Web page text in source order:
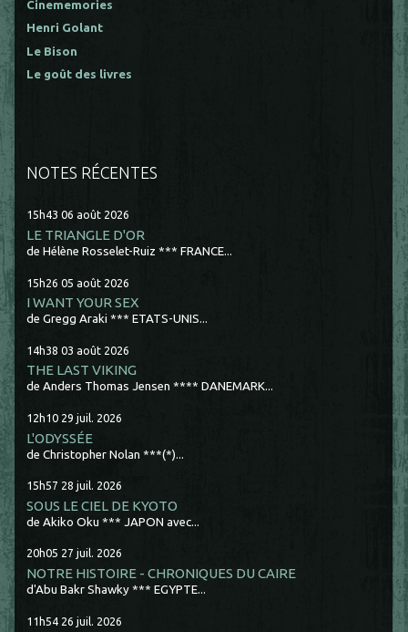
Cinememories
Henri Golant
Le Bison
Le goût des livres
NOTES RÉCENTES
15h43 06 août 2026
LE TRIANGLE D'OR
de Hélène Rosselet-Ruiz *** FRANCE...
15h26 05 août 2026
I WANT YOUR SEX
de Gregg Araki *** ETATS-UNIS...
14h38 03 août 2026
THE LAST VIKING
de Anders Thomas Jensen **** DANEMARK...
12h10 29 juil. 2026
L'ODYSSÉE
de Christopher Nolan ***(*)...
15h57 28 juil. 2026
SOUS LE CIEL DE KYOTO
de Akiko Oku *** JAPON avec...
20h05 27 juil. 2026
NOTRE HISTOIRE - CHRONIQUES DU CAIRE
d'Abu Bakr Shawky *** EGYPTE...
11h54 26 juil. 2026